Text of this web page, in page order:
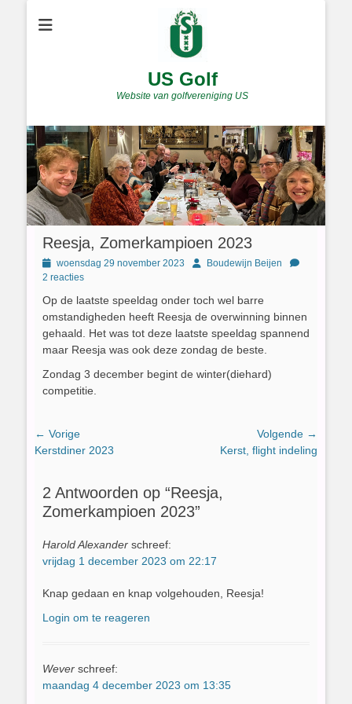
US Golf
Website van golfvereniging US
Reesja, Zomerkampioen 2023
Geplaatst
op
woensdag 29 november 2023 AuthorBoudewijn Beijen
2 reacties
Op de laatste speeldag onder toch wel barre
omstandigheden heeft Reesja de overwinning binnen
gehaald. Het was tot deze laatste speeldag spannend
maar Reesja was ook deze zondag de beste.
Zondag 3 december begint de winter(diehard)
competitie.
Bericht
navigatie
← Vorige
Vorig
Kerstdiner 2023
Volgende →
Kerst, flight indeling
2 Antwoorden op “Reesja,
Zomerkampioen 2023”
Harold Alexander schreef:
vrijdag 1 december 2023 om 22:17
Knap gedaan en knap volgehouden, Reesja!
Login om te reageren
Wever schreef:
maandag 4 december 2023 om 13:35